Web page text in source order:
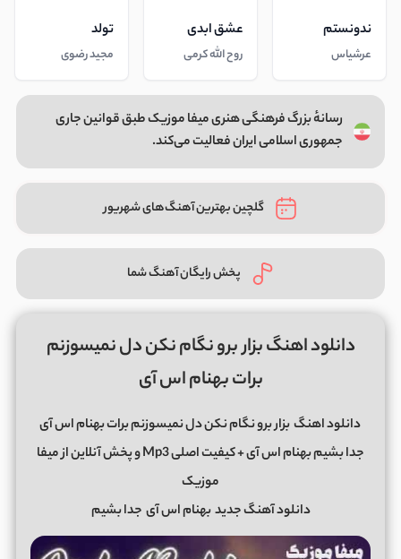
ندونستم
عرشیاس
عشق ابدی
روح الله کرمی
تولد
مجید رضوی
رسانهٔ بزرگ فرهنگی هنری میفا موزیک طبق قوانین جاری
جمهوری اسلامی ایران فعالیت می‌کند.
گلچین بهترین آهنگ‌های شهریور
پخش رایگان آهنگ شما
دانلود اهنگ بزار برو نگام نکن دل نمیسوزنم
برات بهنام اس آی
دانلود اهنگبزار برو نگام نکن دل نمیسوزنم برات بهنام اس آی
جدا بشیم بهنام اس آی + کیفیت اصلی Mp3 و پخش آنلاین از میفا
موزیک
دانلود آهنگ جدیدبهنام اس آی جدا بشیم